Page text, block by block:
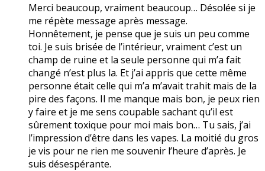
Merci beaucoup, vraiment beaucoup… Désolée si je
me répète message après message.
Honnêtement, je pense que je suis un peu comme
toi. Je suis brisée de l’intérieur, vraiment c’est un
champ de ruine et la seule personne qui m’a fait
changé n’est plus la. Et j’ai appris que cette même
personne était celle qui m’a m’avait trahit mais de la
pire des façons. Il me manque mais bon, je peux rien
y faire et je me sens coupable sachant qu’il est
sûrement toxique pour moi mais bon… Tu sais, j’ai
l’impression d’être dans les vapes. La moitié du gros
je vis pour ne rien me souvenir l’heure d’après. Je
suis désespérante.